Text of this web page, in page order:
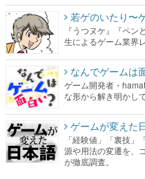
若ゲのいたり〜
『うつヌケ』『ペ
生によるゲーム業界
なんでゲームは
ゲーム開発者・
な形から解き明かし
ゲームが変えた
「経験値」「裏技
源や用法の変遷を、
が徹底調査。